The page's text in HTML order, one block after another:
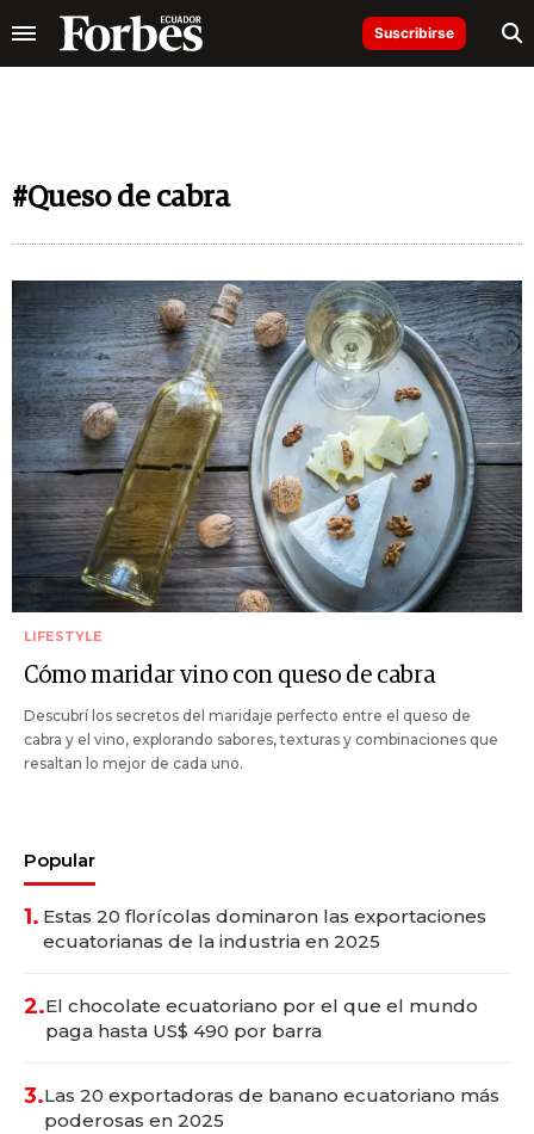
Suscribirse
#Queso de cabra
LIFESTYLE
Cómo maridar vino con queso de cabra
Descubrí los secretos del maridaje perfecto entre el queso de
cabra y el vino, explorando sabores, texturas y combinaciones que
resaltan lo mejor de cada uno.
Popular
1. Estas 20 florícolas dominaron las exportaciones
ecuatorianas de la industria en 2025
2.El chocolate ecuatoriano por el que el mundo
paga hasta US$ 490 por barra
3.Las 20 exportadoras de banano ecuatoriano más
poderosas en 2025